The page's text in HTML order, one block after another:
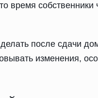
время
после сдачи
изменения,